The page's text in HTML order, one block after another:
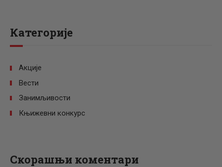
Категорије
Акције
Вести
Занимљивости
Књижевни конкурс
Скорашњи коментари